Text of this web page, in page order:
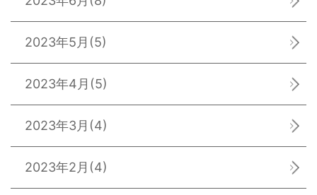
2023年5月 (5)
2023年4月 (5)
2023年3月 (4)
2023年2月 (4)